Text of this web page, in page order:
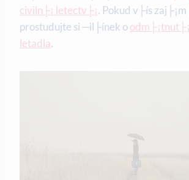
civiln├¡ letectv├¡. Pokud v├ís
prostudujte si ─ìl├ínek o
letadla.